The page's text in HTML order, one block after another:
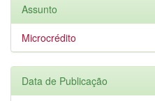
Assunto
Microcrédito
Data de Publicação